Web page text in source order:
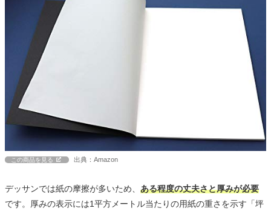
この商品を見る 出典：Amazon
デッサンでは紙の摩擦が多いため、 ある程度の丈夫さと厚みが必要
です。厚みの表示には1平方メートル当たりの用紙の重さを示す「坪